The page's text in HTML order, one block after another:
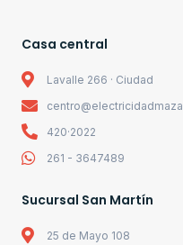
Casa central
Lavalle 266 · Ciudad
420·2022
261 - 3647489
Sucursal San Martín
25 de Mayo 108